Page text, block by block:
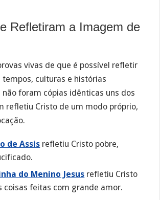
Refletiram a Imagem de
vivas de que é possível refletir
tempos, culturas e histórias
foram cópias idênticas uns dos
refletiu Cristo de um modo próprio,
de Assis refletiu Cristo pobre,
do Menino Jesus refletiu Cristo
coisas feitas com grande amor.